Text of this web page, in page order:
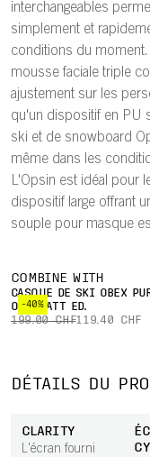
interchangeables
simplement et
conditions du
mousse faciale triple
ajustement sur les
qu'un dispositif en PU
ski et de snowboard
même dans les
L'Opsin est idéal pour
dispositif large offrant
souple pour masque
COMBINE WITH
-40%
CASQUE DE SKI OBEX
ODERMATT ED.
199.00 CHF119.40 CHF
DÉTAILS DU
CLARITY
L'écran fourni